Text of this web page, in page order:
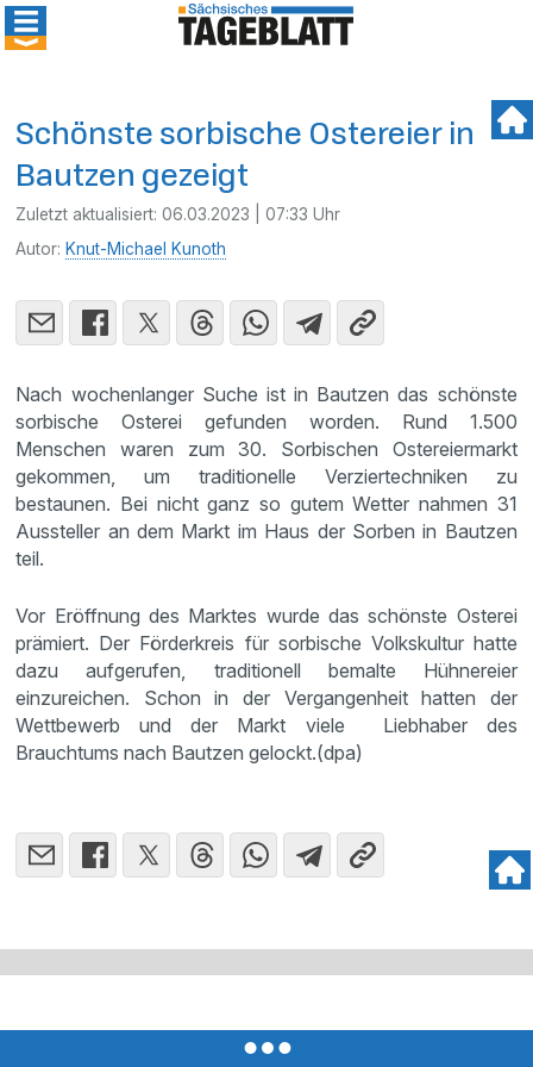
Schönste sorbische Ostereier in
Bautzen gezeigt
Zuletzt aktualisiert:06.03.2023 | 07:33 Uhr
Autor: Knut-Michael Kunoth
Nach wochenlanger Suche ist in Bautzen das schönste
sorbische Osterei gefunden worden. Rund 1.500
Menschen waren zum 30. Sorbischen Ostereiermarkt
gekommen, um traditionelle Verziertechniken zu
bestaunen. Bei nicht ganz so gutem Wetter nahmen 31
Aussteller an dem Markt im Haus der Sorben in Bautzen
teil.
Vor Eröffnung des Marktes wurde das schönste Osterei
prämiert. Der Förderkreis für sorbische Volkskultur hatte
dazu aufgerufen, traditionell bemalte Hühnereier
einzureichen. Schon in der Vergangenheit hatten der
Wettbewerb und der Markt viele Liebhaber des
Brauchtums nach Bautzen gelockt.(dpa)